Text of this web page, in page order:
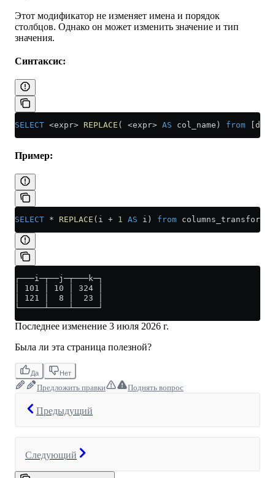
Этот модификатор не изменяет имена и порядок
столбцов. Однако он может изменить значение и тип
значения.
Синтаксис:
SELECT <expr> REPLACE ( <expr> AS col_name) from
Пример:
SELECT * REPLACE (i + 1 AS i) from
┌───i─┬──j─┬───k─┐
│ 101 │ 10 │ 324 │
│ 121 │  8 │  23 │
└─────┴────┴─────┘
Последнее изменение 3 июля 2026 г.
Была ли эта страница полезной?
Да Нет
Предложить правки Поднять вопрос
Предыдущий
Следующий